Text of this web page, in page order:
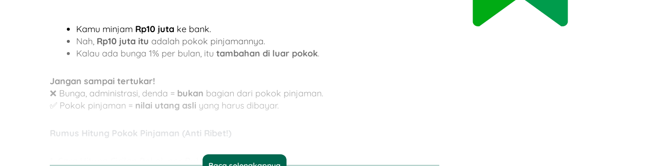
Kamu minjam Rp10 juta ke bank.
Nah, Rp10 juta itu adalah pokok pinjamannya.
Kalau ada bunga 1% per bulan, itu tambahan di luar pokok.
Jangan sampai tertukar!
❌ Bunga, administrasi, denda = bukan bagian dari pokok pinjaman.
✅ Pokok pinjaman = nilai utang asli yang harus dibayar.
Rumus Hitung Pokok Pinjaman (Anti Ribet!)
1. Cara Hitung Cicilan Pokok per Bulan